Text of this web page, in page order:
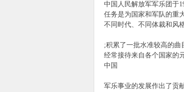
中国人民解放军军乐团于
任务是为国家和军队的重
不同时代、不同体裁和风
;积累了一批水准较高的
经常接待来自各个国家的
中国
军乐事业的发展作出了贡